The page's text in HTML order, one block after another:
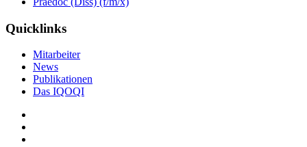
Quicklinks
Mitarbeiter
News
Publikationen
Das IQOQI